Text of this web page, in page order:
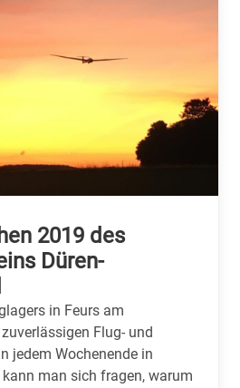
2019 des
Düren-
in Feurs am
Flug- und
jedem Wochenende in
man sich fragen, warum